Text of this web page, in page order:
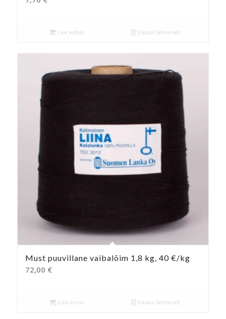
Loe edasi Vaata lähemalt
Must puuvillane vaibalõim 1,8 kg, 40 €/kg
72,00 €
Lisa korvi Vaata lähemalt